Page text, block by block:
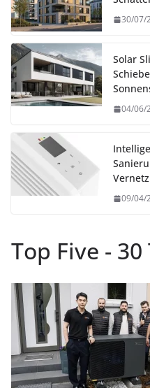
30/07/
Solar
04/06/
09/04/
Top Five - 30